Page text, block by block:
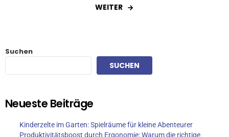
WEITER
Suchen
SUCHEN
Neueste Beiträge
Kinderzelte im Garten: Spielräume für kleine Abenteurer
Produktivitätsboost durch Ergonomie: Warum die richtige